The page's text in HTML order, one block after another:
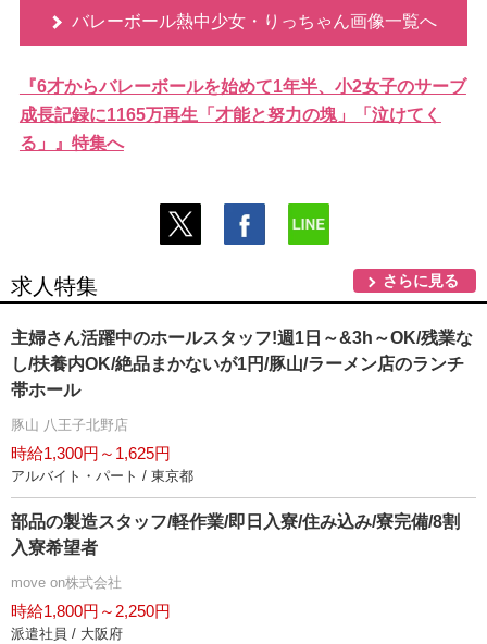
バレーボール熱中少女・りっちゃん画像一覧へ
『6才からバレーボールを始めて1年半、小2女子のサーブ
成長記録に1165万再生「才能と努力の塊」「泣けてく
る」』特集へ
求人特集 さらに見る
主婦さん活躍中のホールスタッフ!週1日～&3h～OK/残業な
し/扶養内OK/絶品まかないが1円/豚山/ラーメン店のランチ
帯ホール
豚山 八王子北野店
時給1,300円～1,625円
アルバイト・パート / 東京都
部品の製造スタッフ/軽作業/即日入寮/住み込み/寮完備/8割
入寮希望者
move on株式会社
時給1,800円～2,250円
派遣社員 / 大阪府